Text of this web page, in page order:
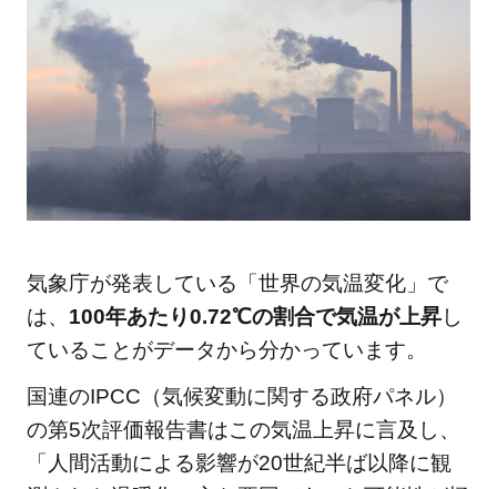
気象庁が発表している「世界の気温変化」で
は、 100年あたり0.72℃の割合で気温が上昇し
ていることがデータから分かっています。
国連のIPCC（気候変動に関する政府パネル）
の第5次評価報告書はこの気温上昇に言及し、
「人間活動による影響が20世紀半ば以降に観